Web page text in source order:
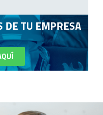
DE TU EMPRESA